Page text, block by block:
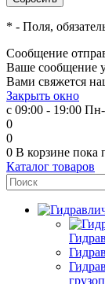
* - Поля,
Сообщение
Ваше сообщение
Вами свяжется
Закрыть окно
с 09:00 - 19:00
0
0
0 В корзине пока
Каталог товаров